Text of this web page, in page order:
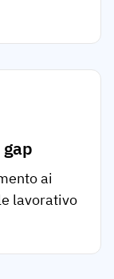
ai
lavorativo